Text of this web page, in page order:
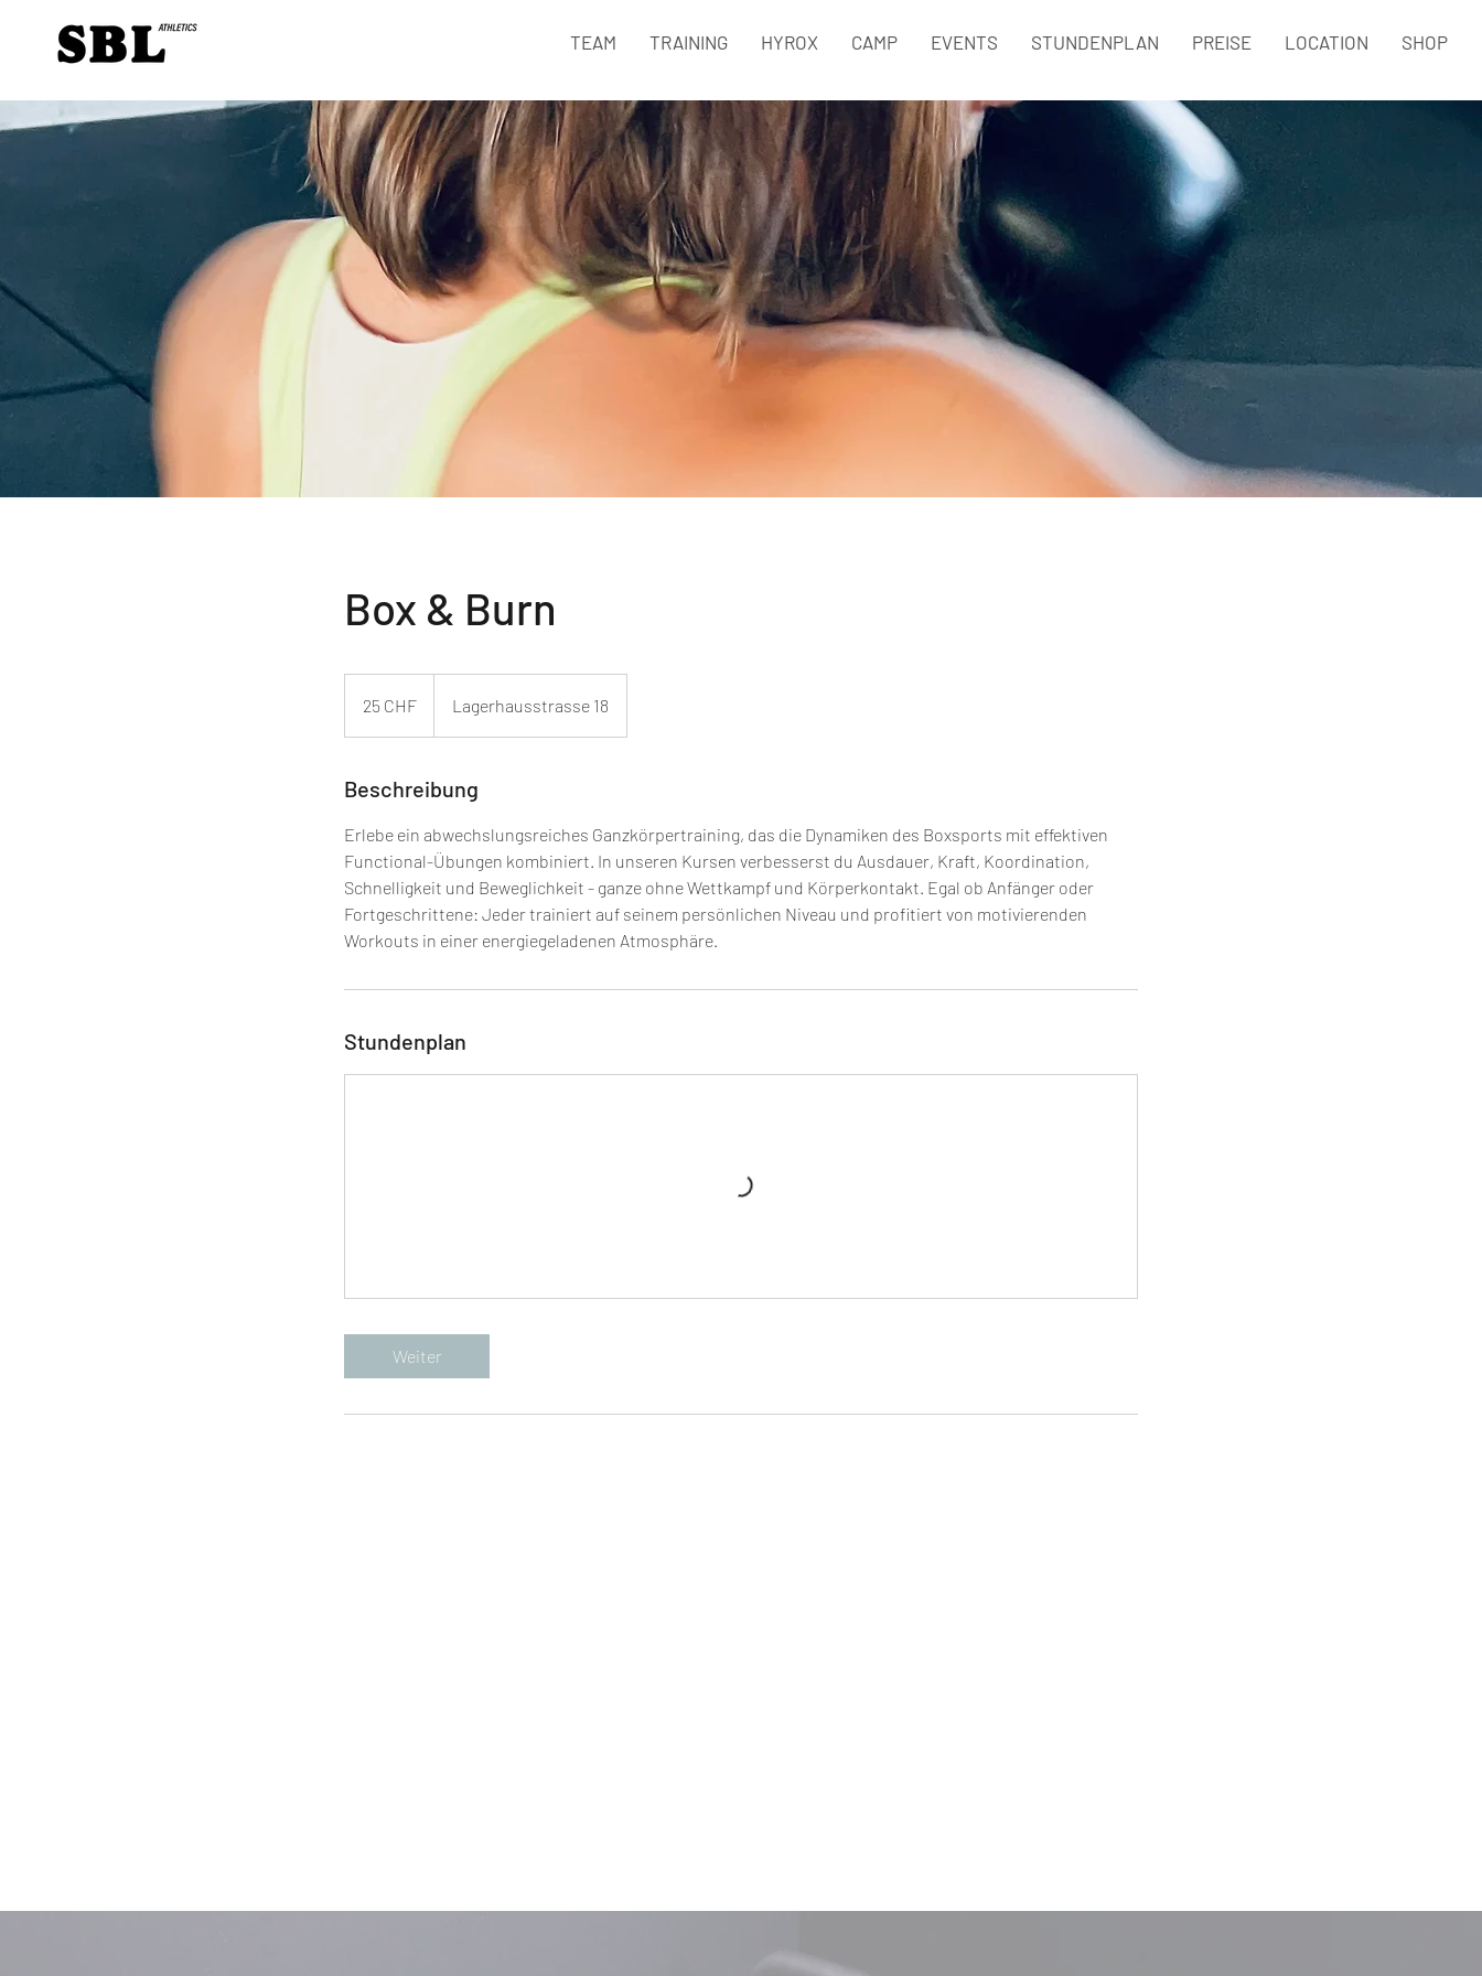
TEAM TRAINING HYROX CAMP EVENTS STUNDENPLAN PREISE LOCATION SHOP
Box & Burn
Franken
25 CHF Lagerhausstrasse 18
Beschreibung
Erlebe ein abwechslungsreiches Ganzkörpertraining, das die Dynamiken des Boxsports mit effektiven
Functional-Übungen kombiniert. In unseren Kursen verbesserst du Ausdauer, Kraft, Koordination,
Schnelligkeit und Beweglichkeit - ganze ohne Wettkampf und Körperkontakt. Egal ob Anfänger oder
Fortgeschrittene: Jeder trainiert auf seinem persönlichen Niveau und profitiert von motivierenden
Workouts in einer energiegeladenen Atmosphäre.
Stundenplan
Weiter